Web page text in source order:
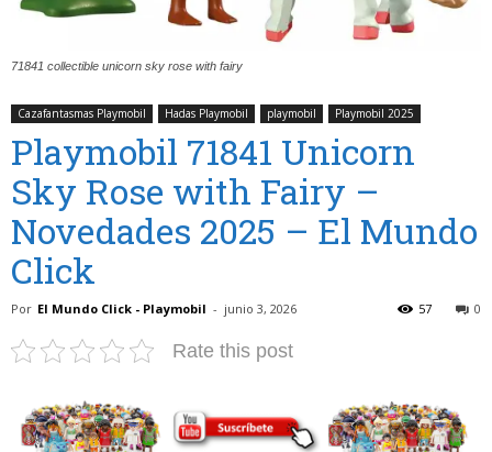
71841 collectible unicorn sky rose with fairy
Cazafantasmas Playmobil Hadas Playmobil playmobil Playmobil 2025
Playmobil 71841 Unicorn
Sky Rose with Fairy –
Novedades 2025 – El Mundo
Click
Por El Mundo Click - Playmobil - junio 3, 2026 0
57
Rate this post